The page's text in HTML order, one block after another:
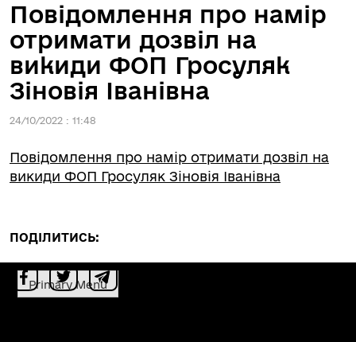
Повідомлення про намір
отримати дозвіл на
викиди ФОП Гросуляк
Зіновія Іванівна
24/10/2022 : 11:48
Повідомлення про намір отримати дозвіл на
викиди ФОП Гросуляк Зіновія Іванівна
ПОДІЛИТИСЬ:
Primary Menu